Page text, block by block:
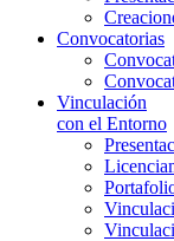
Convocatorias
Vinculación
con el Entorno